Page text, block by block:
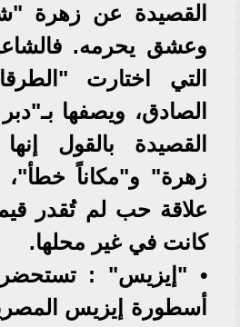
القصيدة عن زهرة
وعشق يحرمه.
التي اختارت
الصادق، ويصفها
القصيدة بالقول
زهرة" و"مكاناً
علاقة حب لم تُقدر
كانت في غير محلها.
• "إيزيس" : تستحضر
أسطورة إيزيس